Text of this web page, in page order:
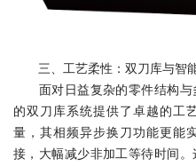
三、工艺柔性：双刀库与智能
面对日益复杂的零件结构与
的双刀库系统提供了卓越的工
量，其相频异步换刀功能更能
接，大幅减少非加工等待时间。